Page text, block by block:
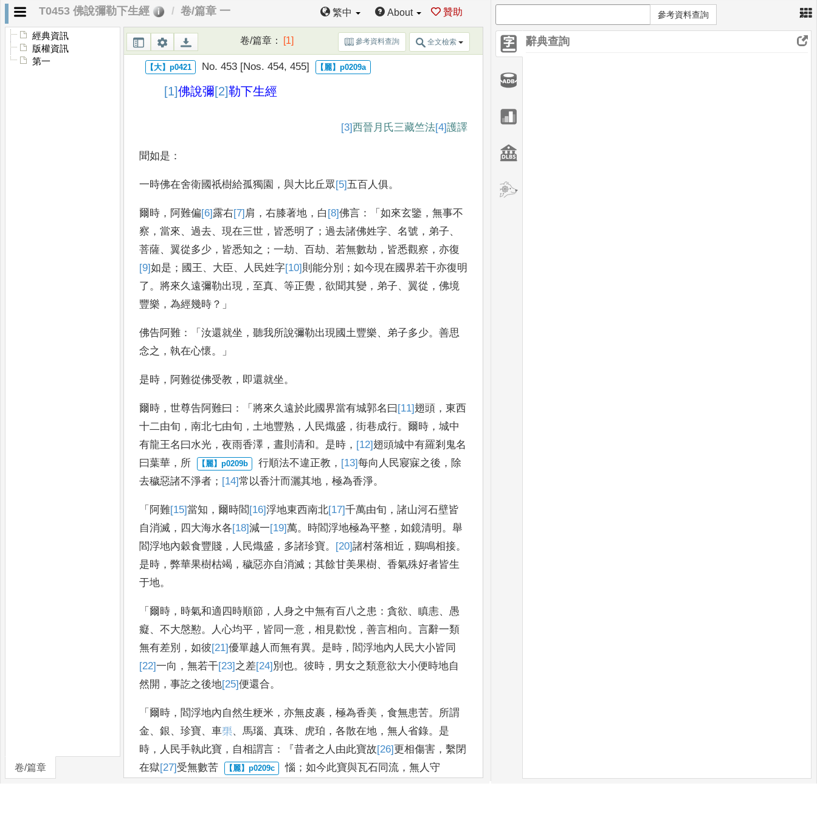
T0453 佛說彌勒下生經 卷/篇章 一 繁中 About 贊助
經典資訊
版權資訊
第一
卷/篇章
卷/篇章 ： [1] 參考資料查詢 全文檢索
No. 453 [Nos. 454, 455]
[1]佛說彌[2]勒下生經
[3] 西晉月氏三藏竺法[4]護譯
聞如是 ：
一時佛在舍衛國祇樹給孤獨園 ， 與大比丘眾[5]五 百人俱。
爾時 ， 阿難偏[6] 露右[7] 肩 ， 右膝著地 ， 白 [8]佛言 ：「 如來玄鑒 ， 無事不
察 ， 當來、 過去、 現在三世 ， 皆悉明了 ； 過去諸佛姓字、 名號 ， 弟子、
菩薩、 翼從多少 ， 皆悉知之 ； 一劫、 百劫、 若無數劫 ， 皆悉觀察 ， 亦復
[9]如是 ； 國王、 大臣 、 人民姓字[10] 則 能分別 ； 如今現在國界若干亦復明
了。 將來久遠彌勒出現 ， 至真、 等正覺 ， 欲聞其變 ， 弟子、 翼從 ， 佛境
豐樂 ， 為經幾時 ？」
佛告阿難 ：「 汝還就坐 ， 聽我所說彌勒出現國土豐樂、 弟子多少。 善思
念之 ， 執在心懷。」
是時 ， 阿難從佛受教 ， 即還就坐。
爾時 ， 世尊告阿難曰 ：「 將來久遠於此國界當有城郭名曰 [11]翅頭 ， 東西
十二由旬 ， 南北七由旬 ， 土地豐熟 ， 人民熾盛 ， 街巷成行。 爾時 ， 城中
有龍王名曰水光 ， 夜雨香澤 ， 晝則清和。 是時 ， [12]翅頭城中有羅剎鬼名
曰葉華 ， 所 行順法不違正教 ， [13]每向 人民寢寐之後 ， 除
去穢惡諸不淨者 ； [14]常以香汁而灑其地 ， 極為香淨。
「 阿難[15]當知 ， 爾時閻 [16]浮地東西南北[17]千萬由旬 ， 諸山河石壁皆
自消滅 ， 四大海水各[18]減一[19]萬。 時閻浮地極為平整 ， 如鏡清明。 舉
閻浮地內穀食豐賤 ， 人民熾盛 ， 多諸珍寶。 [20]諸村落相近 ， 鷄鳴相接。
是時 ， 弊華果樹枯竭 ， 穢惡亦自消滅 ； 其餘甘美果樹、 香氣殊好者皆生
于地。
「 爾時 ， 時氣和適四時順節 ， 人身之中無有百八之患 ： 貪欲、 瞋恚、 愚
癡、 不大慇懃。 人心均平 ， 皆同一意 ， 相見歡悅 ， 善言相向。 言辭一類
無有差別 ， 如彼[21]優單越 人而無有異。 是時 ， 閻浮地內人民大小皆同
[22]一向 ， 無若干[23] 之差[24] 別 也。 彼時 ， 男女之類意欲大小便時地自
然開 ， 事訖之後地[25]便還合。
「 爾時 ， 閻浮地內自然生粳米 ， 亦無皮裹 ， 極為香美 ， 食無患苦。 所謂
金、 銀 、 珍寶、 車𤦲、 馬瑙、 真珠、 虎珀 ， 各散在地 ， 無人省錄。 是
時 ， 人民手執此寶 ， 自相謂言 ：『 昔者之人由此寶故[26] 更相傷害 ， 繫閉
在獄[27] 受無數苦 惱 ；如今此寶與瓦石同流 ，無人守
×
參考資料查詢
辭典查詢